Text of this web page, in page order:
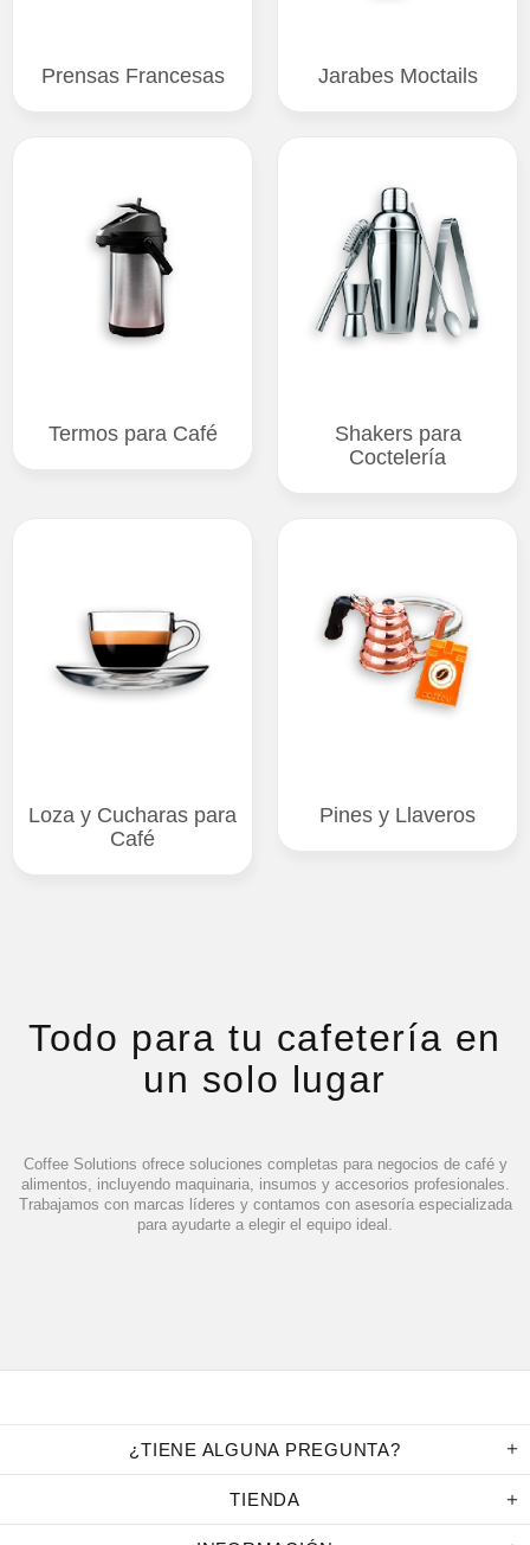
Prensas Francesas Jarabes Moctails
Termos para Café
Shakers para
Coctelería
Loza y Cucharas para
Café
Pines y Llaveros
Todo para tu cafetería en
un solo lugar
Coffee Solutions ofrece soluciones completas para negocios de café y
alimentos, incluyendo maquinaria, insumos y accesorios profesionales.
Trabajamos con marcas líderes y contamos con asesoría especializada
para ayudarte a elegir el equipo ideal.
¿TIENE ALGUNA PREGUNTA?
TIENDA